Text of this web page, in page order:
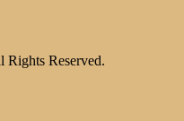
Reserved.